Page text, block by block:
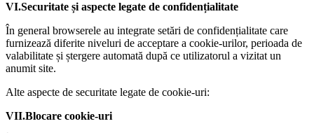
VI.Securitate și aspecte legate de confidențialitate
În general browserele au integrate setări de confidențialitate care
furnizează diferite niveluri de acceptare a cookie-urilor, perioada de
valabilitate și ștergere automată după ce utilizatorul a vizitat un
anumit site.
Alte aspecte de securitate legate de cookie-uri:
VII.Blocare cookie-uri